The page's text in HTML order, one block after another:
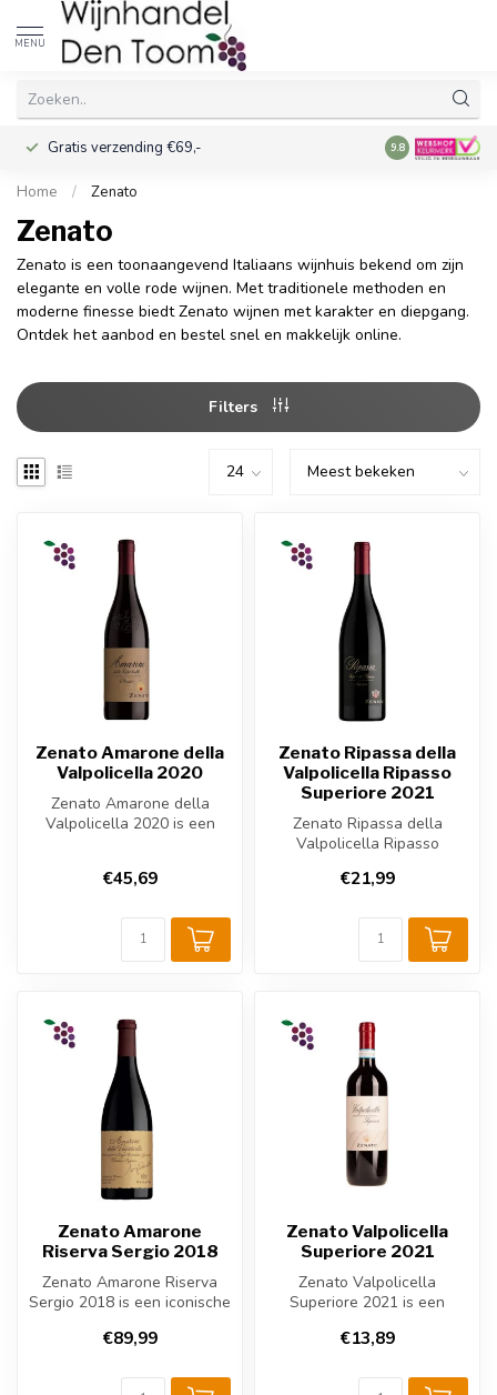
MENU
Gratis verzending €69,- Voor 16:00
9.8
Home / Zenato
Zenato
Zenato is een toonaangevend Italiaans wijnhuis bekend om zijn
elegante en volle rode wijnen. Met traditionele methoden en
moderne finesse biedt Zenato wijnen met karakter en diepgang.
Ontdek het aanbod en bestel snel en makkelijk online.
Filters
Zenato Amarone della
Valpolicella 2020
Zenato Amarone della
Valpolicella 2020 is een
€45,69
Zenato Ripassa della
Valpolicella Ripasso
Superiore 2021
Zenato Ripassa della
Valpolicella Ripasso
krachtige Italia...
€21,99
Zenato Amarone
Riserva Sergio 2018
Zenato Amarone Riserva
Sergio 2018 is een iconische
€89,99
Zenato Valpolicella
Superiore 2021
Zenato Valpolicella
Superiore 2021 is een
wijn uit Vene...
€13,89